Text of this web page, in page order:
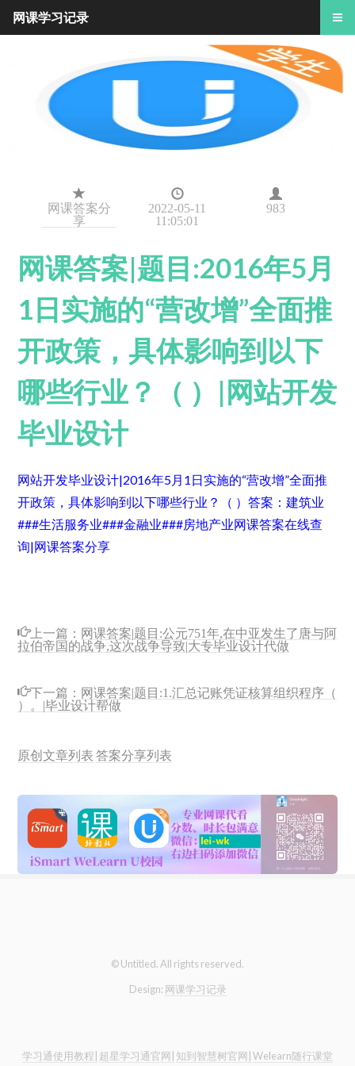
网课答案分
享
2022-05-11
11:05:01
983
网课答案|题目:2016年5月
1日实施的“营改增”全面推
开政策，具体影响到以下
哪些行业？（ ）|网站开发
毕业设计
网站开发毕业设计|2016年5月1日实施的“营改增”全面推
开政策，具体影响到以下哪些行业？（ ）答案：建筑业
###生活服务业###金融业###房地产业网课答案在线查
询|网课答案分享
上一篇： 网课答案|题目:公元751年,在中亚发生了唐与阿
拉伯帝国的战争,这次战争导致|大专毕业设计代做
下一篇： 网课答案|题目:1.汇总记账凭证核算组织程序（
）。|毕业设计帮做
原创文章列表 答案分享列表
© Untitled. All rights reserved.
Design: 网课学习记录
学习通使用教程| 超星学习通官网| 知到智慧树官网| Welearn随行课堂
网课学习记录